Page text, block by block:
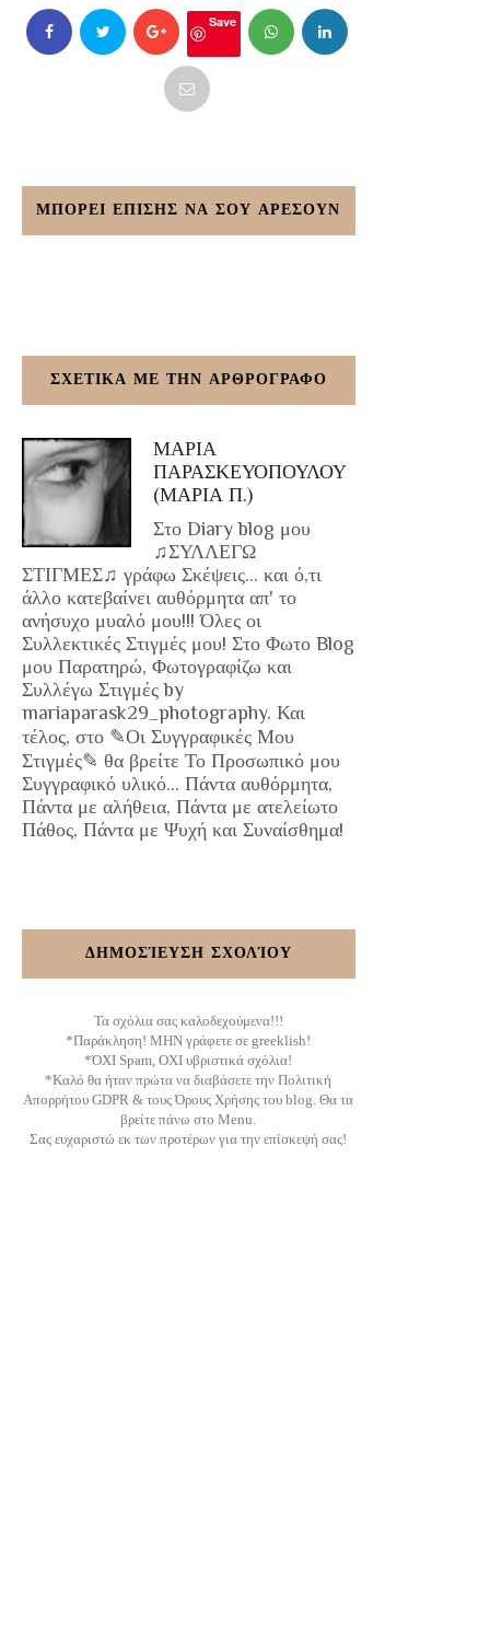
Save
ΜΠΟΡΕΙ ΕΠΙΣΗΣ ΝΑ ΣΟΥ ΑΡΕΣΟΥΝ
ΣΧΕΤΙΚΑ ΜΕ ΤΗΝ ΑΡΘΡΟΓΡΑΦΟ
ΜΑΡΙΑ
ΠΑΡΑΣΚΕΥΟΠΟΥΛΟΥ
(ΜΑΡΙΑ Π.)
Στο Diary blog μου
♫ΣΥΛΛΕΓΩ
ΣΤΙΓΜΕΣ♫ γράφω Σκέψεις... και ό,τι
άλλο κατεβαίνει αυθόρμητα απ' το
ανήσυχο μυαλό μου!!! Όλες οι
Συλλεκτικές Στιγμές μου! Στο Φωτο Blog
μου Παρατηρώ, Φωτογραφίζω και
Συλλέγω Στιγμές by
mariaparask29_photography. Και
τέλος, στο ✎Οι Συγγραφικές Μου
Στιγμές✎ θα βρείτε Το Προσωπικό μου
Συγγραφικό υλικό... Πάντα αυθόρμητα,
Πάντα με αλήθεια, Πάντα με ατελείωτο
Πάθος, Πάντα με Ψυχή και Συναίσθημα!
ΔΗΜΟΣΊΕΥΣΗ ΣΧΟΛΊΟΥ
Τα σχόλια σας καλοδεχούμενα!!!
*Παράκληση! ΜΗΝ γράφετε σε greeklish!
*ΌΧΙ Spam, ΟΧΙ υβριστικά σχόλια!
*Καλό θα ήταν πρώτα να διαβάσετε την Πολιτική
Απορρήτου GDPR & τους Όρους Χρήσης του blog. Θα τα
βρείτε πάνω στο Menu.
Σας ευχαριστώ εκ των προτέρων για την επίσκεψή σας!